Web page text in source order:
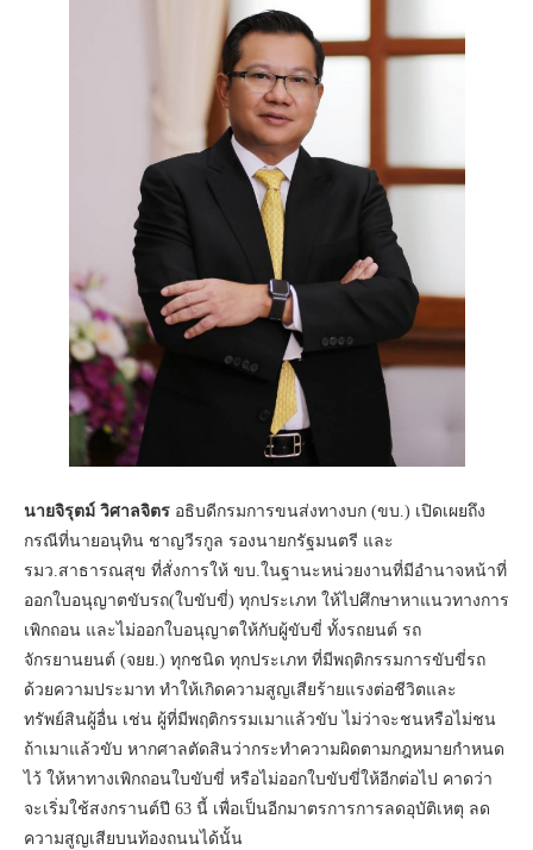
นายจิรุตม์ วิศาลจิตร อธิบดีกรมการขนส่งทางบก (ขบ.) เปิดเผยถึง
กรณีที่นายอนุทิน ชาญวีรกูล รองนายกรัฐมนตรี และ
รมว.สาธารณสุข ที่สั่งการให้ ขบ.ในฐานะหน่วยงานที่มีอำนาจหน้าที่
ออกใบอนุญาตขับรถ(ใบขับขี่) ทุกประเภท ให้ไปศึกษาหาแนวทางการ
เพิกถอน และไม่ออกใบอนุญาตให้กับผู้ขับขี่ ทั้งรถยนต์ รถ
จักรยานยนต์ (จยย.) ทุกชนิด ทุกประเภท ที่มีพฤติกรรมการขับขี่รถ
ด้วยความประมาท ทำให้เกิดความสูญเสียร้ายแรงต่อชีวิตและ
ทรัพย์สินผู้อื่น เช่น ผู้ที่มีพฤติกรรมเมาแล้วขับ ไม่ว่าจะชนหรือไม่ชน
ถ้าเมาแล้วขับ หากศาลตัดสินว่ากระทำความผิดตามกฎหมายกำหนด
ไว้ ให้หาทางเพิกถอนใบขับขี่ หรือไม่ออกใบขับขี่ให้อีกต่อไป คาดว่า
จะเริ่มใช้สงกรานต์ปี 63 นี้ เพื่อเป็นอีกมาตรการการลดอุบัติเหตุ ลด
ความสูญเสียบนท้องถนนได้นั้น